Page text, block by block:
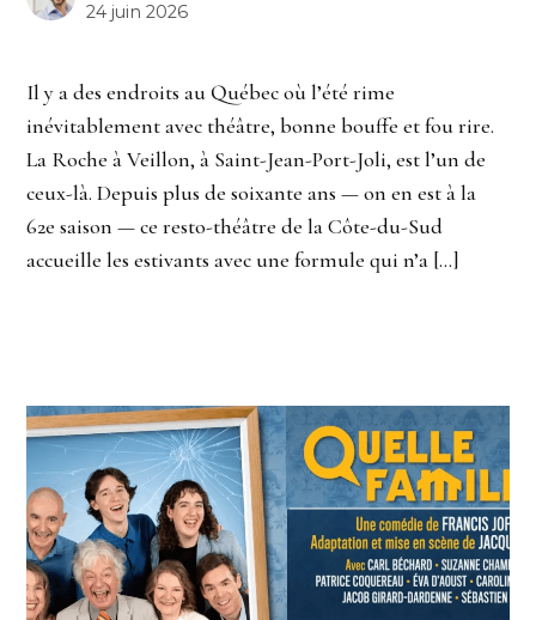
24 juin 2026
Il y a des endroits au Québec où l’été rime
inévitablement avec théâtre, bonne bouffe et fou rire.
La Roche à Veillon, à Saint-Jean-Port-Joli, est l’un de
ceux-là. Depuis plus de soixante ans — on en est à la
62e saison — ce resto-théâtre de la Côte-du-Sud
accueille les estivants avec une formule qui n’a […]